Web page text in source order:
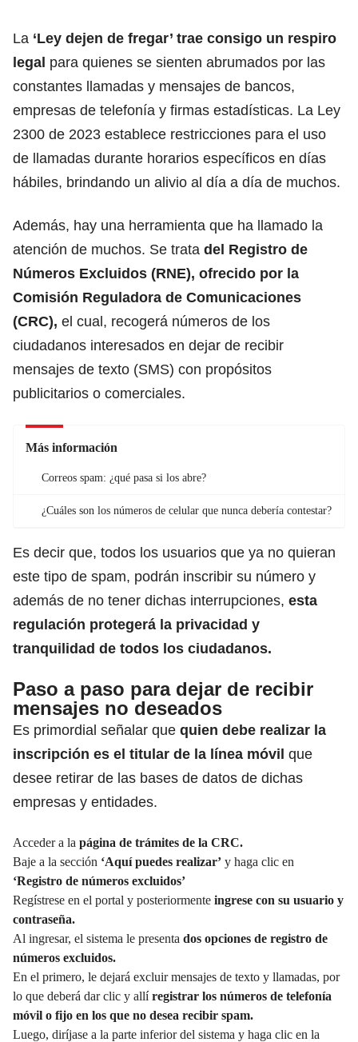
La ‘Ley dejen de fregar’ trae consigo un respiro
legal para quienes se sienten abrumados por las
constantes llamadas y mensajes de bancos,
empresas de telefonía y firmas estadísticas. La Ley
2300 de 2023 establece restricciones para el uso
de llamadas durante horarios específicos en días
hábiles, brindando un alivio al día a día de muchos.
Además, hay una herramienta que ha llamado la
atención de muchos. Se trata del Registro de
Números Excluidos (RNE), ofrecido por la
Comisión Reguladora de Comunicaciones
(CRC), el cual, recogerá números de los
ciudadanos interesados en dejar de recibir
mensajes de texto (SMS) con propósitos
publicitarios o comerciales.
Más información
Correos spam: ¿qué pasa si los abre?
¿Cuáles son los números de celular que nunca debería contestar?
Es decir que, todos los usuarios que ya no quieran
este tipo de spam, podrán inscribir su número y
además de no tener dichas interrupciones, esta
regulación protegerá la privacidad y
tranquilidad de todos los ciudadanos.
Paso a paso para dejar de recibir
mensajes no deseados
Es primordial señalar que quien debe realizar la
inscripción es el titular de la línea móvil que
desee retirar de las bases de datos de dichas
empresas y entidades.
Acceder a la página de trámites de la CRC.
Baje a la sección ‘Aquí puedes realizar’ y haga clic en
‘Registro de números excluidos’
Regístrese en el portal y posteriormente ingrese con su usuario y
contraseña.
Al ingresar, el sistema le presenta dos opciones de registro de
números excluidos.
En el primero, le dejará excluir mensajes de texto y llamadas, por
lo que deberá dar clic y allíregistrar los números de telefonía
móvil o fijo en los que no desea recibir spam.
Luego, diríjase a la parte inferior del sistema y haga clic en la